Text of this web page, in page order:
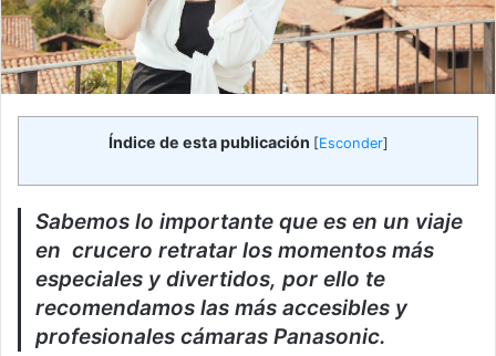
Índice de esta publicación [Esconder]
Sabemos lo importante que es en un viaje
en crucero retratar los momentos más
especiales y divertidos, por ello te
recomendamos las más accesibles y
profesionales cámaras Panasonic.